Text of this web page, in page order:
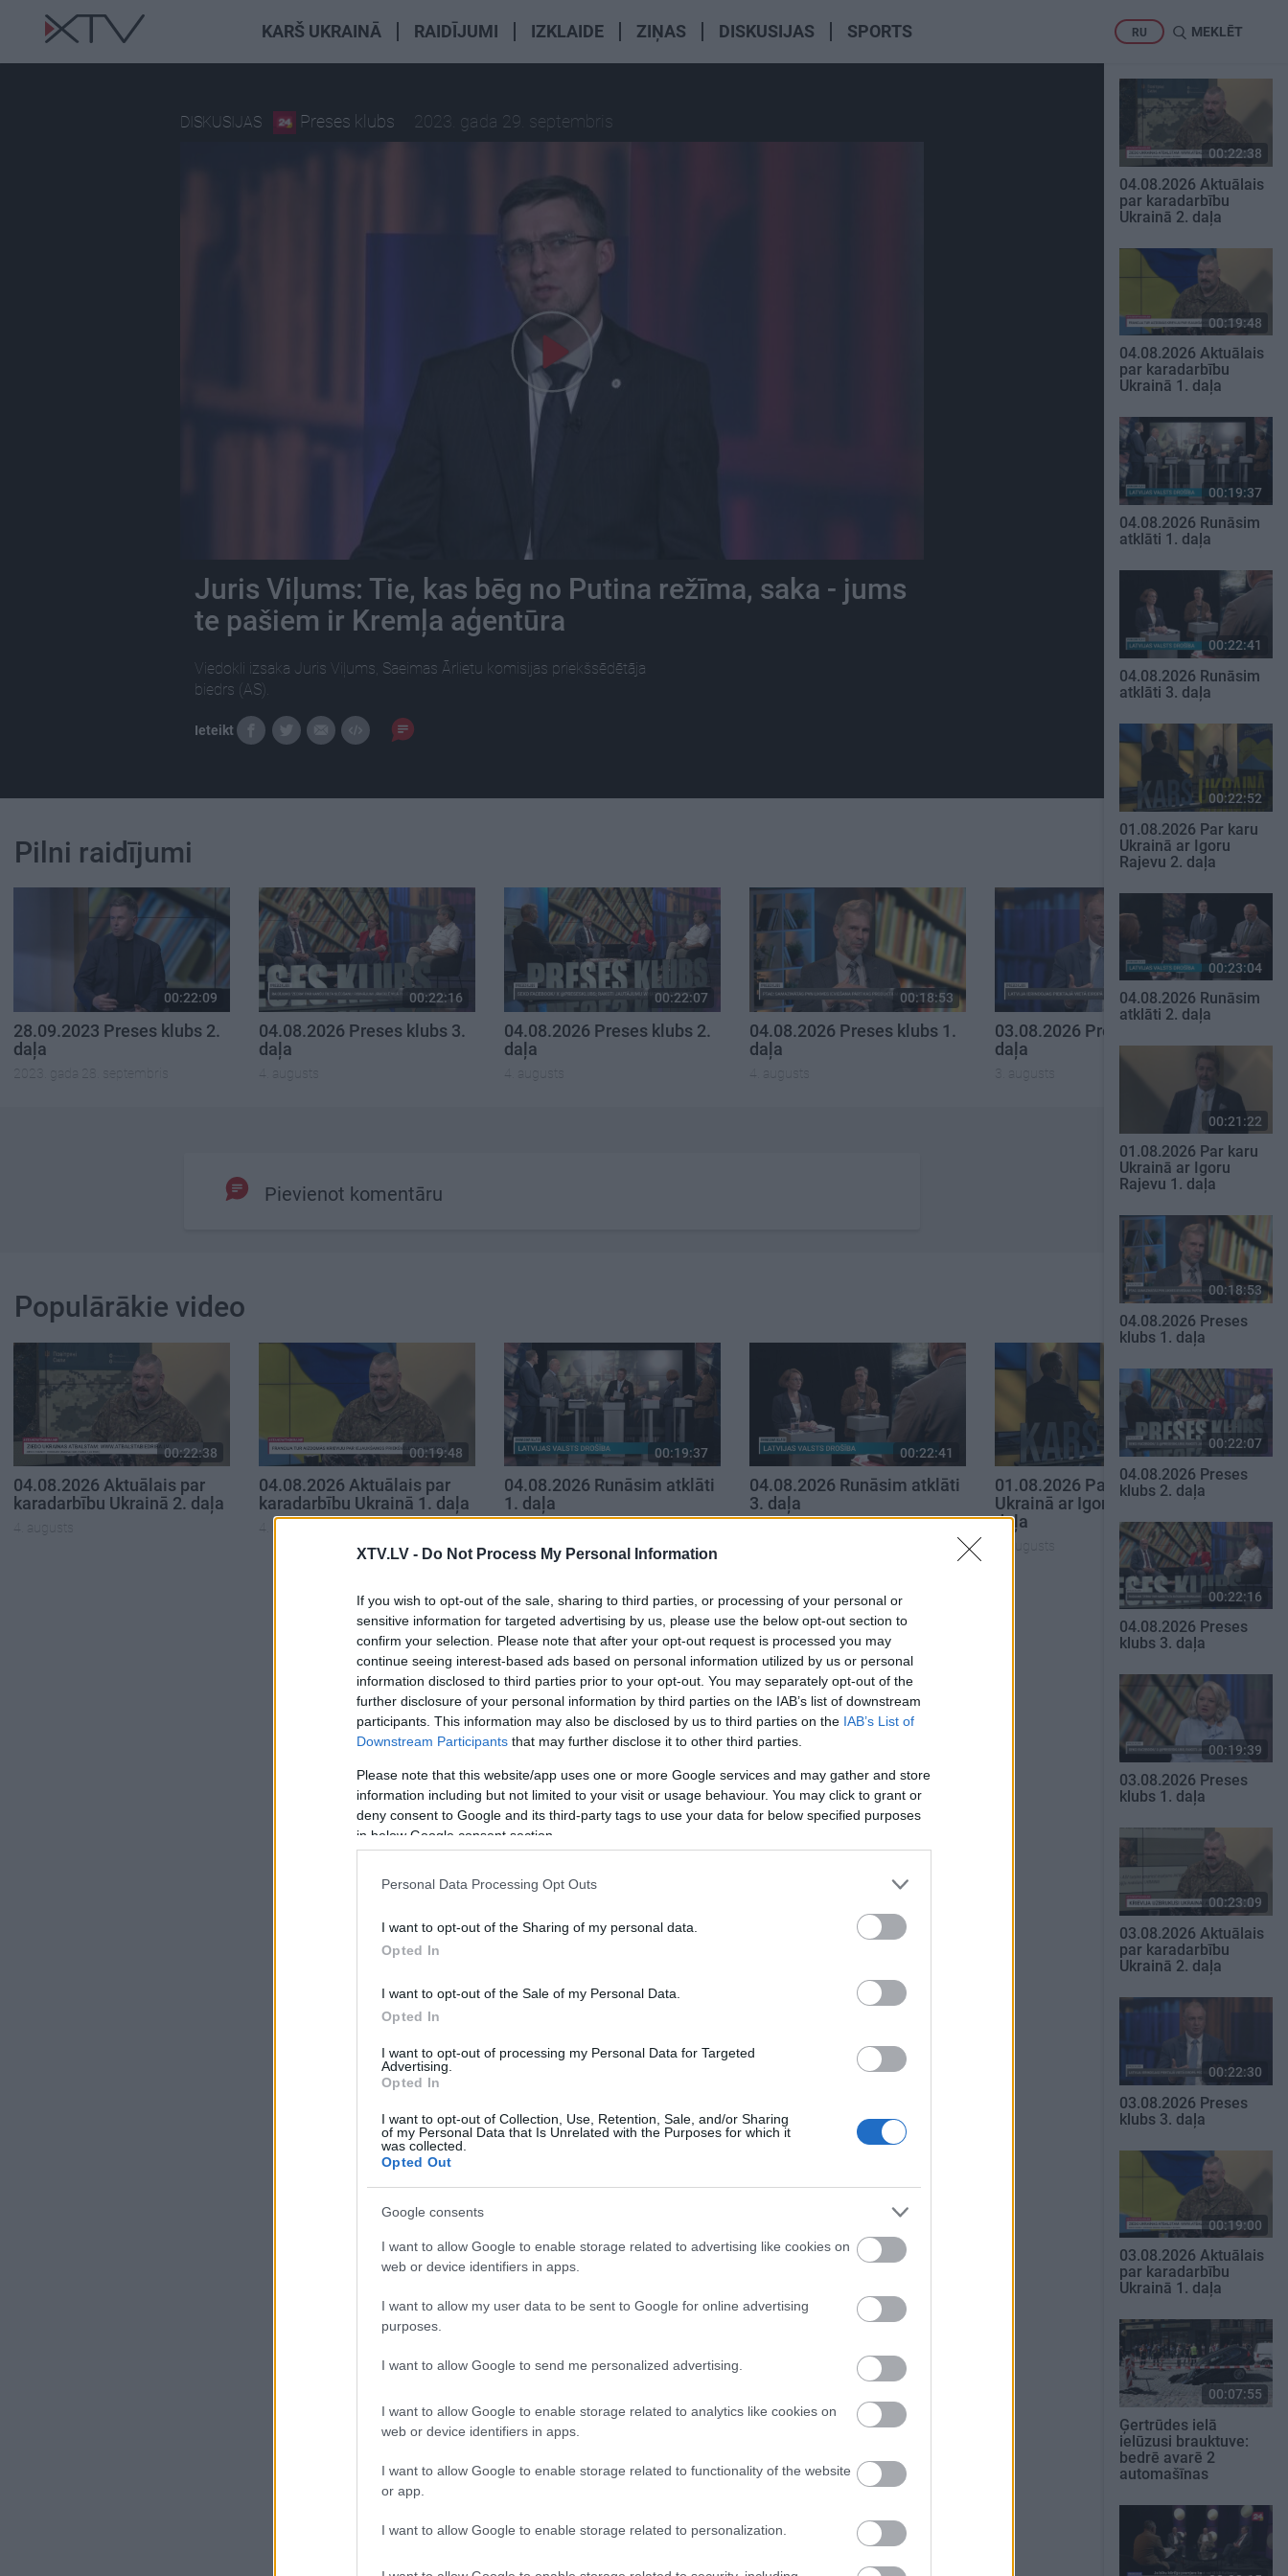
XTV.LV - Do Not Process My Personal Information
If you wish to opt-out of the sale, sharing to third parties, or processing of your personal or
sensitive information for targeted advertising by us, please use the below opt-out section to
confirm your selection. Please note that after your opt-out request is processed you may
continue seeing interest-based ads based on personal information utilized by us or personal
information disclosed to third parties prior to your opt-out. You may separately opt-out of the
further disclosure of your personal information by third parties on the IAB’s list of downstream
participants. This information may also be disclosed by us to third parties on the IAB’s List of
Downstream Participants that may further disclose it to other third parties.
Please note that this website/app uses one or more Google services and may gather and store
information including but not limited to your visit or usage behaviour. You may click to grant or
deny consent to Google and its third-party tags to use your data for below specified purposes
in below Google consent section.
Personal Data Processing Opt Outs
I want to opt-out of the Sharing of my personal data.
Opted In
I want to opt-out of the Sale of my Personal Data.
Opted In
I want to opt-out of processing my Personal Data for Targeted
Advertising.
Opted In
I want to opt-out of Collection, Use, Retention, Sale, and/or Sharing
of my Personal Data that Is Unrelated with the Purposes for which it
was collected.
Opted Out
Google consents
I want to allow Google to enable storage related to advertising like cookies on
web or device identifiers in apps.
I want to allow my user data to be sent to Google for online advertising
purposes.
I want to allow Google to send me personalized advertising.
I want to allow Google to enable storage related to analytics like cookies on
web or device identifiers in apps.
I want to allow Google to enable storage related to functionality of the website
or app.
I want to allow Google to enable storage related to personalization.
KARŠ UKRAINĀ RAIDĪJUMI IZKLAIDE ZIŅAS DISKUSIJAS SPORTS RU MEKLĒT
DISKUSIJAS Preses klubs 2023. gada 29. septembris
Juris Viļums: Tie, kas bēg no Putina režīma, saka - jums
te pašiem ir Kremļa aģentūra
Viedokli izsaka Juris Viļums, Saeimas Ārlietu komisijas priekšsēdētāja
biedrs (AS).
Ieteikt
Pilni raidījumi
00:22:09
28.09.2023 Preses klubs 2.
daļa
2023. gada 28. septembris
00:22:16
04.08.2026 Preses klubs 3.
daļa
4. augusts
00:22:07
04.08.2026 Preses klubs 2.
daļa
4. augusts
00:18:53
04.08.2026 Preses klubs 1.
daļa
4. augusts
00:22:30
03.08.2026 Preses klubs 3.
daļa
3. augusts
Pievienot komentāru
Populārākie video
00:22:38
04.08.2026 Aktuālais par
karadarbību Ukrainā 2. daļa
4. augusts
00:19:48
04.08.2026 Aktuālais par
karadarbību Ukrainā 1. daļa
4. augusts
00:19:37
04.08.2026 Runāsim atklāti
1. daļa
00:22:41
04.08.2026 Runāsim atklāti
3. daļa
00:22:52
01.08.2026 Par karu
Ukrainā ar Igoru Rajevu 2.
daļa
1. augusts
SKATĪT VISUS
00:22:38
04.08.2026 Aktuālais
par karadarbību
Ukrainā 2. daļa
00:19:48
04.08.2026 Aktuālais
par karadarbību
Ukrainā 1. daļa
00:19:37
04.08.2026 Runāsim
atklāti 1. daļa
00:22:41
04.08.2026 Runāsim
atklāti 3. daļa
00:22:52
01.08.2026 Par karu
Ukrainā ar Igoru
Rajevu 2. daļa
00:23:04
04.08.2026 Runāsim
atklāti 2. daļa
00:21:22
01.08.2026 Par karu
Ukrainā ar Igoru
Rajevu 1. daļa
00:18:53
04.08.2026 Preses
klubs 1. daļa
00:22:07
04.08.2026 Preses
klubs 2. daļa
00:22:16
04.08.2026 Preses
klubs 3. daļa
00:19:39
03.08.2026 Preses
klubs 1. daļa
00:23:09
03.08.2026 Aktuālais
par karadarbību
Ukrainā 2. daļa
00:22:30
03.08.2026 Preses
klubs 3. daļa
00:19:00
03.08.2026 Aktuālais
par karadarbību
Ukrainā 1. daļa
00:07:55
Ģertrūdes ielā
ielūzusi brauktuve:
bedrē avarē 2
automašīnas